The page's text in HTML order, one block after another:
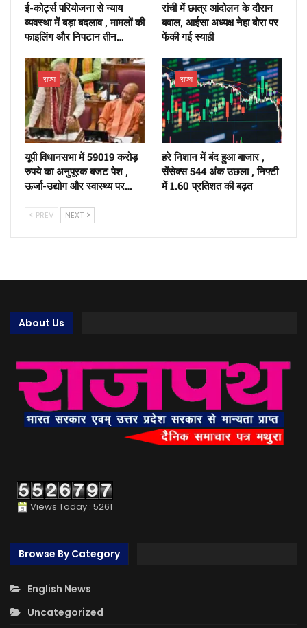
ई-कोर्ट्स परियोजना से न्याय
व्यवस्था में बड़ा बदलाव , मामलों की
फाइलिंग और निपटान तीन…
रांची में छात्र आंदोलन के दौरान
बवाल, आईसा अध्यक्ष नेहा बोरा पर
फेंकी गई स्याही
राज्य
यूपी विधानसभा में 59019 करोड़
रुपये का अनुपूरक बजट पेश ,
ऊर्जा-उद्योग और स्वास्थ्य पर…
राज्य
हरे निशान में बंद हुआ बाजार ,
सेंसेक्स 544 अंक उछला , निफ्टी
में 1.60 प्रतिशत की बढ़त
PREV NEXT
About Us
Views Today : 5261
Browse By Category
English News
Uncategorized